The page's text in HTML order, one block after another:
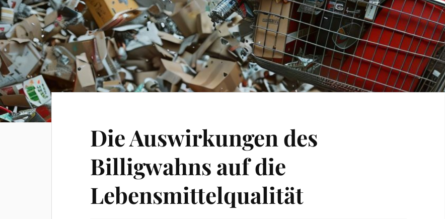
Die Auswirkungen des
Billigwahns auf die
Lebensmittelqualität